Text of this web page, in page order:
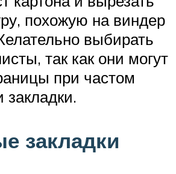
похожую на виндер
выбирать
так как они могут
при частом
закладки.
закладки